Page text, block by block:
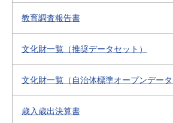
教育調査報告書
文化財一覧（推奨データセット）
文化財一覧（自治体標準オープンデータ
歳入歳出決算書